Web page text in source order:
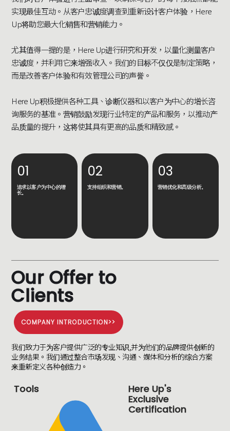
实现最佳互动。从客户忠诚度调查到重新设计客户体验，Here
Up将助您最大化销售和营销能力。
尤其值得一提的是，Here Up进行研究和开发，以量化测量客户
忠诚度，并利用它来增强收入。我们的目标不仅仅是制定策略，
而是改善客户体验和有效管理公司的声誉。
Here Up积极提供各种工具、诊断仪器和以客户为中心的增长咨
询服务的基准。营销鼓励发现行业特定的产品和服务，以推动产
品质量的提升，这将使其具有更高的品质和精致感。
01
追求以客户为中心的增
长。
02
支持组织和营销。
03
营销优化和高级分析。
Our Offer to
Clients
COMPANY INTRODUCTION>>
我们致力于为客户提供广泛的专业知识,并为他们的品牌提供创新的
业务结果。我们通过整合市场发现、沟通、媒体和分析的综合方案
来重新定义各种创造力。
Tools
Here Up's
Exclusive
Certification